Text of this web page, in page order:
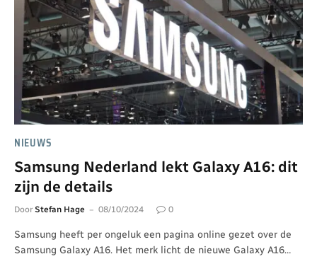
NIEUWS
Samsung Nederland lekt Galaxy A16: dit
zijn de details
Door Stefan Hage 08/10/2024 0
Samsung heeft per ongeluk een pagina online gezet over de
Samsung Galaxy A16. Het merk licht de nieuwe Galaxy A16…